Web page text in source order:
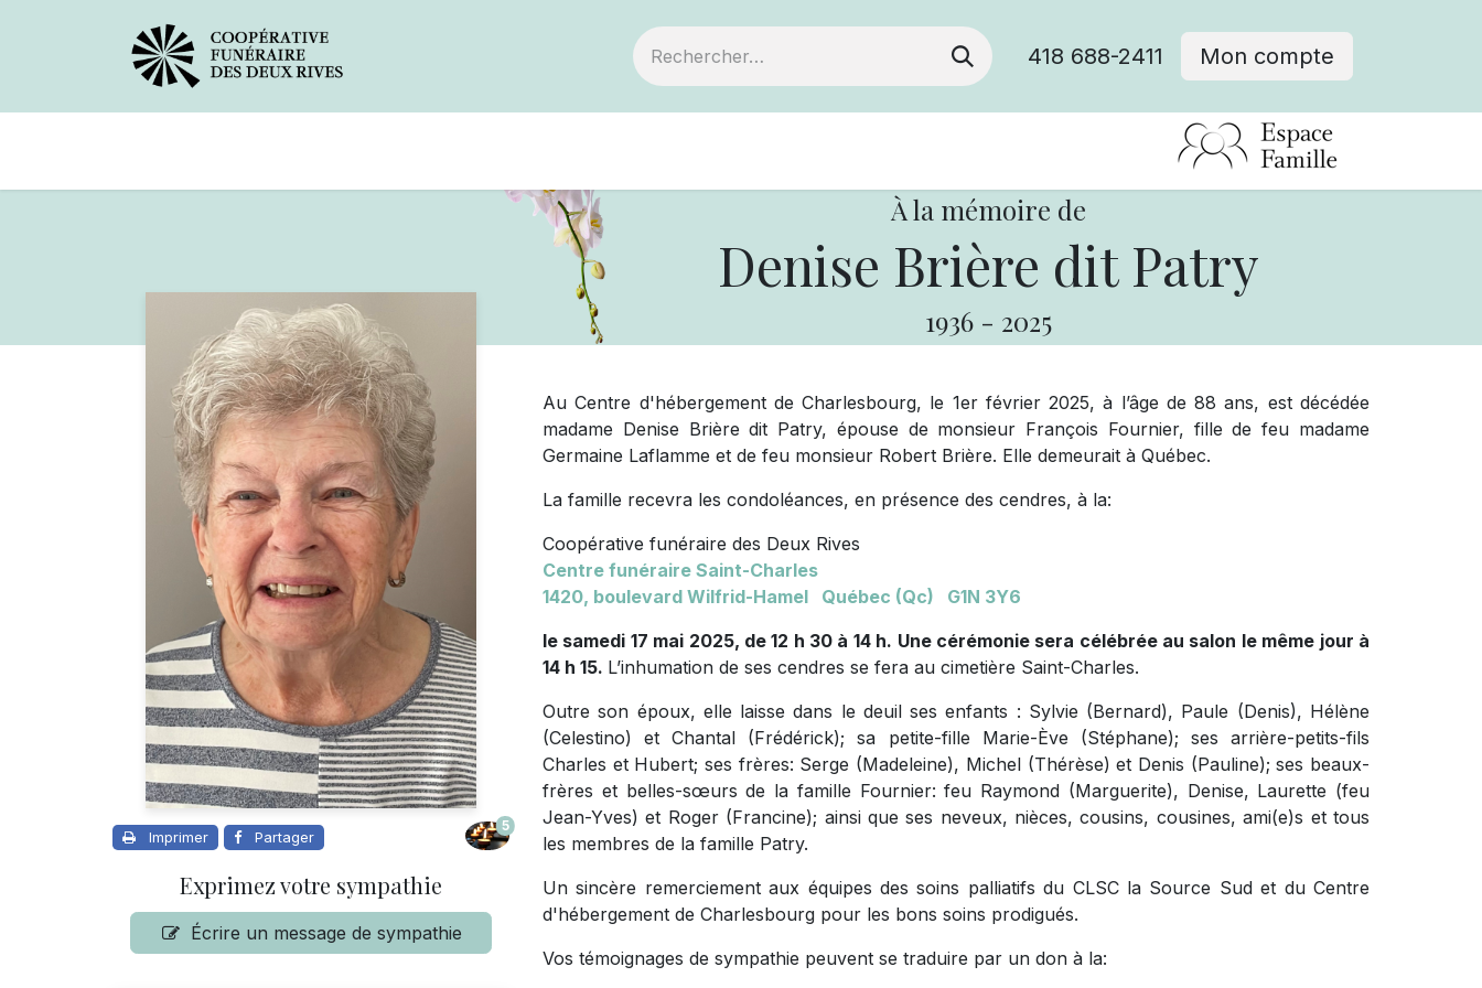
418 688-2411 Mon compte
À la mémoire de
Denise Brière dit Patry
1936 - 2025
Imprimer Partager
5
Exprimez votre sympathie
Écrire un message de sympathie
Au Centre d'hébergement de Charlesbourg, le 1er février 2025, à l’âge de 88 ans, est décédée
madame Denise Brière dit Patry, épouse de monsieur François Fournier, fille de feu madame
Germaine Laflamme et de feu monsieur Robert Brière. Elle demeurait à Québec.
La famille recevra les condoléances, en présence des cendres, à la:
Coopérative funéraire des Deux Rives
Centre funéraire Saint-Charles
1420, boulevard Wilfrid-Hamel Québec (Qc) G1N 3Y6
le samedi 17 mai 2025, de 12 h 30 à 14 h. Une cérémonie sera célébrée au salon le même jour à
14 h 15. L’inhumation de ses cendres se fera au cimetière Saint-Charles.
Outre son époux, elle laisse dans le deuil ses enfants : Sylvie (Bernard), Paule (Denis), Hélène
(Celestino) et Chantal (Frédérick); sa petite-fille Marie-Ève (Stéphane); ses arrière-petits-fils
Charles et Hubert; ses frères: Serge (Madeleine), Michel (Thérèse) et Denis (Pauline); ses beaux-
frères et belles-sœurs de la famille Fournier: feu Raymond (Marguerite), Denise, Laurette (feu
Jean-Yves) et Roger (Francine); ainsi que ses neveux, nièces, cousins, cousines, ami(e)s et tous
les membres de la famille Patry.
Un sincère remerciement aux équipes des soins palliatifs du CLSC la Source Sud et du Centre
d'hébergement de Charlesbourg pour les bons soins prodigués.
Vos témoignages de sympathie peuvent se traduire par un don à la: